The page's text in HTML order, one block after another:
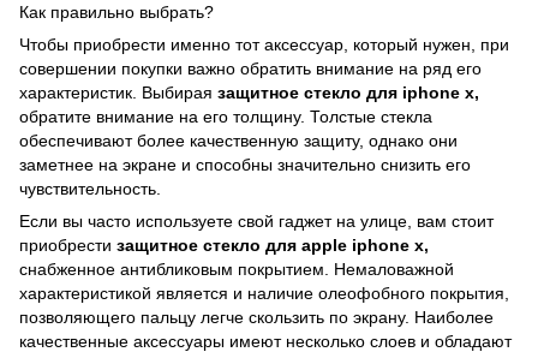
Как правильно выбрать?
Чтобы приобрести именно тот аксессуар, который нужен, при
совершении покупки важно обратить внимание на ряд его
характеристик. Выбирая защитное стекло для iphone x,
обратите внимание на его толщину. Толстые стекла
обеспечивают более качественную защиту, однако они
заметнее на экране и способны значительно снизить его
чувствительность.
Если вы часто используете свой гаджет на улице, вам стоит
приобрести защитное стекло для apple iphone x,
снабженное антибликовым покрытием. Немаловажной
характеристикой является и наличие олеофобного покрытия,
позволяющего пальцу легче скользить по экрану. Наиболее
качественные аксессуары имеют несколько слоев и обладают